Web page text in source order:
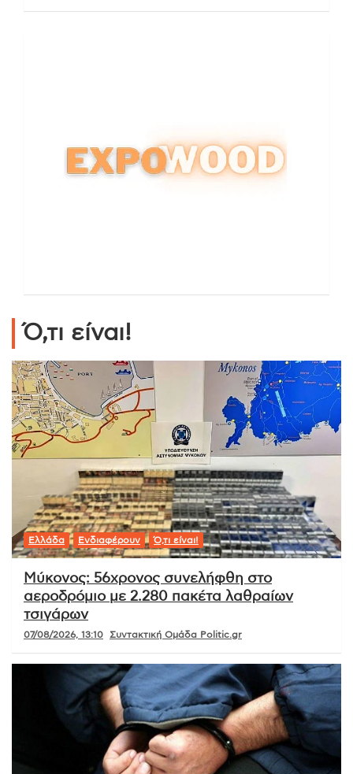
Ό,τι είναι!
Ελλάδα Ενδιαφέρουν Ό,τι είναι!
Μύκονος: 56χρονος συνελήφθη στο
αεροδρόμιο με 2.280 πακέτα λαθραίων
τσιγάρων
07/08/2026, 13:10 Συντακτική Ομάδα Politic.gr